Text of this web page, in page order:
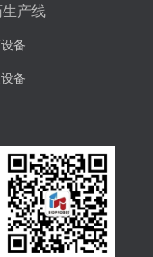
产线
备
备